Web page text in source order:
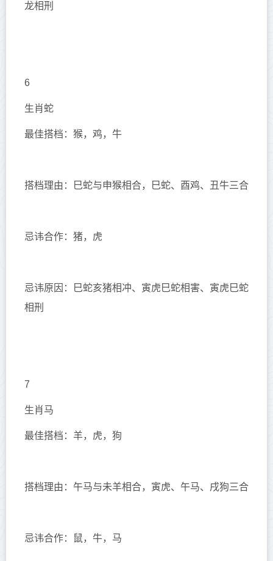
龙相刑
6
生肖蛇
最佳搭档：猴，鸡，牛
搭档理由：巳蛇与申猴相合，巳蛇、酉鸡、丑牛三合
忌讳合作：猪，虎
忌讳原因：巳蛇亥猪相冲、寅虎巳蛇相害、寅虎巳蛇
相刑
7
生肖马
最佳搭档：羊，虎，狗
搭档理由：午马与未羊相合，寅虎、午马、戌狗三合
忌讳合作：鼠，牛，马